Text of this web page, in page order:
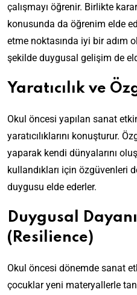
çalışmayı öğrenir. Birlikte
konusunda da öğrenim elde
etme noktasında iyi bir adım
şekilde duygusal gelişim de
Yaratıcılık ve
Okul öncesi yapılan sanat
yaratıcılıklarını konuşturur.
yaparak kendi dünyalarını
kullandıkları için özgüvenleri
duygusu elde ederler.
Duygusal
(Resilience)
Okul öncesi dönemde sanat
çocuklar yeni materyallerle